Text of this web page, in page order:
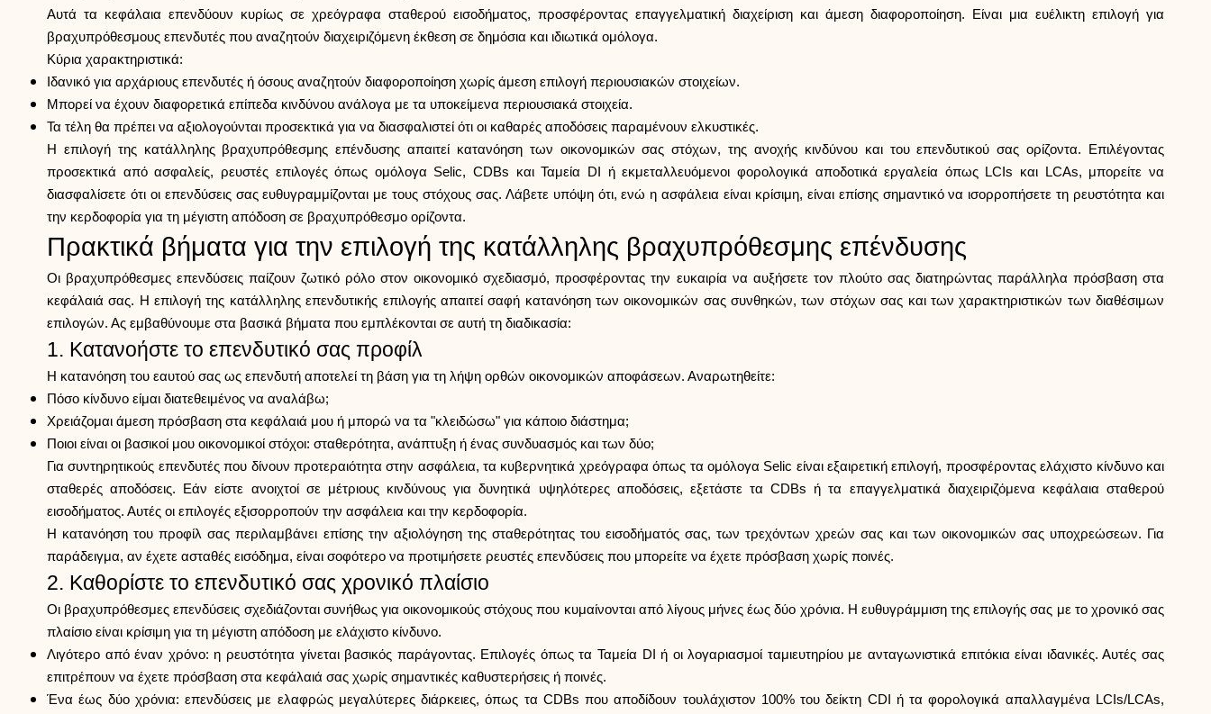
Αυτά τα κεφάλαια επενδύουν κυρίως σε χρεόγραφα σταθερού εισοδήματος, προσφέροντας επαγγελματική διαχείριση και άμεση διαφοροποίηση. Είναι μια ευέλικτη επιλογή για
βραχυπρόθεσμους επενδυτές που αναζητούν διαχειριζόμενη έκθεση σε δημόσια και ιδιωτικά ομόλογα.
Κύρια χαρακτηριστικά:
Ιδανικό για αρχάριους επενδυτές ή όσους αναζητούν διαφοροποίηση χωρίς άμεση επιλογή περιουσιακών στοιχείων.
Μπορεί να έχουν διαφορετικά επίπεδα κινδύνου ανάλογα με τα υποκείμενα περιουσιακά στοιχεία.
Τα τέλη θα πρέπει να αξιολογούνται προσεκτικά για να διασφαλιστεί ότι οι καθαρές αποδόσεις παραμένουν ελκυστικές.
Η επιλογή της κατάλληλης βραχυπρόθεσμης επένδυσης απαιτεί κατανόηση των οικονομικών σας στόχων, της ανοχής κινδύνου και του επενδυτικού σας ορίζοντα. Επιλέγοντας
προσεκτικά από ασφαλείς, ρευστές επιλογές όπως ομόλογα Selic, CDBs και Ταμεία DI ή εκμεταλλευόμενοι φορολογικά αποδοτικά εργαλεία όπως LCIs και LCAs, μπορείτε να
διασφαλίσετε ότι οι επενδύσεις σας ευθυγραμμίζονται με τους στόχους σας. Λάβετε υπόψη ότι, ενώ η ασφάλεια είναι κρίσιμη, είναι επίσης σημαντικό να ισορροπήσετε τη ρευστότητα και
την κερδοφορία για τη μέγιστη απόδοση σε βραχυπρόθεσμο ορίζοντα.
Πρακτικά βήματα για την επιλογή της κατάλληλης βραχυπρόθεσμης επένδυσης
Οι βραχυπρόθεσμες επενδύσεις παίζουν ζωτικό ρόλο στον οικονομικό σχεδιασμό, προσφέροντας την ευκαιρία να αυξήσετε τον πλούτο σας διατηρώντας παράλληλα πρόσβαση στα
κεφάλαιά σας. Η επιλογή της κατάλληλης επενδυτικής επιλογής απαιτεί σαφή κατανόηση των οικονομικών σας συνθηκών, των στόχων σας και των χαρακτηριστικών των διαθέσιμων
επιλογών. Ας εμβαθύνουμε στα βασικά βήματα που εμπλέκονται σε αυτή τη διαδικασία:
1. Κατανοήστε το επενδυτικό σας προφίλ
Η κατανόηση του εαυτού σας ως επενδυτή αποτελεί τη βάση για τη λήψη ορθών οικονομικών αποφάσεων. Αναρωτηθείτε:
Πόσο κίνδυνο είμαι διατεθειμένος να αναλάβω;
Χρειάζομαι άμεση πρόσβαση στα κεφάλαιά μου ή μπορώ να τα "κλειδώσω" για κάποιο διάστημα;
Ποιοι είναι οι βασικοί μου οικονομικοί στόχοι: σταθερότητα, ανάπτυξη ή ένας συνδυασμός και των δύο;
Για συντηρητικούς επενδυτές που δίνουν προτεραιότητα στην ασφάλεια, τα κυβερνητικά χρεόγραφα όπως τα ομόλογα Selic είναι εξαιρετική επιλογή, προσφέροντας ελάχιστο κίνδυνο και
σταθερές αποδόσεις. Εάν είστε ανοιχτοί σε μέτριους κινδύνους για δυνητικά υψηλότερες αποδόσεις, εξετάστε τα CDBs ή τα επαγγελματικά διαχειριζόμενα κεφάλαια σταθερού
εισοδήματος. Αυτές οι επιλογές εξισορροπούν την ασφάλεια και την κερδοφορία.
Η κατανόηση του προφίλ σας περιλαμβάνει επίσης την αξιολόγηση της σταθερότητας του εισοδήματός σας, των τρεχόντων χρεών σας και των οικονομικών σας υποχρεώσεων. Για
παράδειγμα, αν έχετε ασταθές εισόδημα, είναι σοφότερο να προτιμήσετε ρευστές επενδύσεις που μπορείτε να έχετε πρόσβαση χωρίς ποινές.
2. Καθορίστε το επενδυτικό σας χρονικό πλαίσιο
Οι βραχυπρόθεσμες επενδύσεις σχεδιάζονται συνήθως για οικονομικούς στόχους που κυμαίνονται από λίγους μήνες έως δύο χρόνια. Η ευθυγράμμιση της επιλογής σας με το χρονικό σας
πλαίσιο είναι κρίσιμη για τη μέγιστη απόδοση με ελάχιστο κίνδυνο.
Λιγότερο από έναν χρόνο: η ρευστότητα γίνεται βασικός παράγοντας. Επιλογές όπως τα Ταμεία DI ή οι λογαριασμοί ταμιευτηρίου με ανταγωνιστικά επιτόκια είναι ιδανικές. Αυτές σας
επιτρέπουν να έχετε πρόσβαση στα κεφάλαιά σας χωρίς σημαντικές καθυστερήσεις ή ποινές.
Ένα έως δύο χρόνια: επενδύσεις με ελαφρώς μεγαλύτερες διάρκειες, όπως τα CDBs που αποδίδουν τουλάχιστον 100% του δείκτη CDI ή τα φορολογικά απαλλαγμένα LCIs/LCAs,